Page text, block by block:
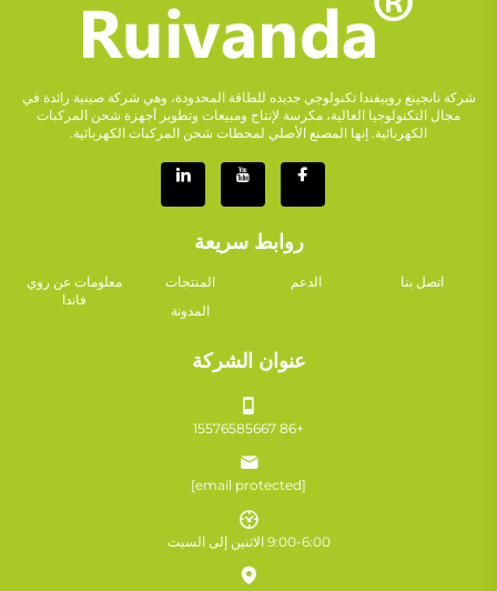
شركة نانجينغ روييفندا تكنولوجي جديده للطاقة المحدودة، وهي شركة صينية رائدة في
مجال التكنولوجيا العالية، مكرسة لإنتاج ومبيعات وتطوير أجهزة شحن المركبات
الكهربائية. إنها المصنع الأصلي لمحطات شحن المركبات الكهربائية.
روابط سريعة
معلومات عن روي
فاندا
المنتجات الدعم
اتصل بنا
المدونة
عنوان الشركة
+86 15576585667
[email protected]
9:00-6:00 الاثنين إلى السبت